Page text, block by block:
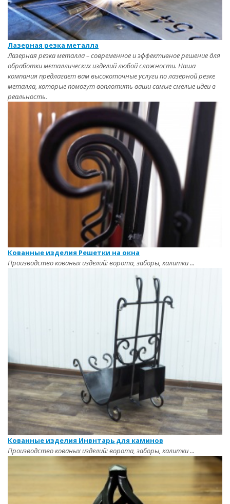
Лазерная резка металла
Лазерная резка металла – современное и эффективное решение для
обработки металлических изделий любой сложности. Наша
компания предлагает вам высокоточные услуги по лазерной резке
металла, которые помогут воплотить ваши самые смелые идеи в
реальность.
Кованные изделия Решетки на окна
Производство кованых изделий: ворота, заборы, калитки ...
Кованные изделия Инвнтарь для каминов
Производство кованых изделий: ворота, заборы, калитки ...